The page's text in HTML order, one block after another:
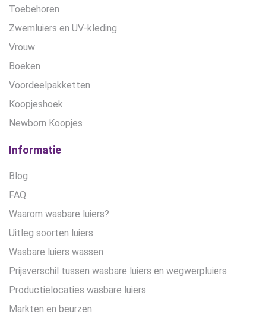
Toebehoren
Zwemluiers en UV-kleding
Vrouw
Boeken
Voordeelpakketten
Koopjeshoek
Newborn Koopjes
Informatie
Blog
FAQ
Waarom wasbare luiers?
Uitleg soorten luiers
Wasbare luiers wassen
Prijsverschil tussen wasbare luiers en wegwerpluiers
Productielocaties wasbare luiers
Markten en beurzen